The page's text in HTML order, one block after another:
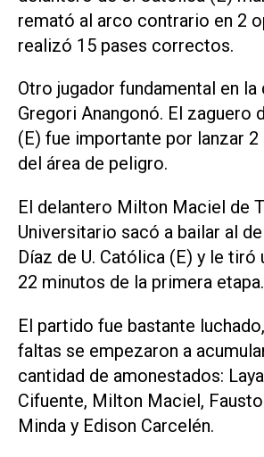
remató al arco contrario en 2
realizó 15 pases correctos.
Otro jugador fundamental en la
Gregori Anangonó. El zaguero
(E) fue importante por lanzar
del área de peligro.
El delantero Milton Maciel de
Universitario sacó a bailar al
Díaz de U. Católica (E) y le tiró
22 minutos de la primera etapa.
El partido fue bastante
faltas se empezaron a
cantidad de amonestados:
Cifuente, Milton Maciel,
Minda y Edison Carcelén.